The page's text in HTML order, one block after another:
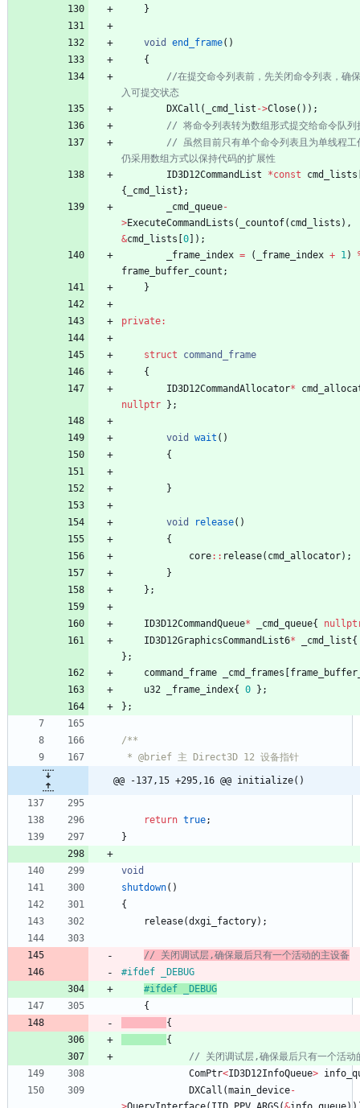
}
void end_frame( )
{
//在提交命令列表前，先关闭命令列表，确
DXCall ( _cmd_list ->Close( ) ) ;
// 虽然目前只有单个命令列表且为单线程工
ID3D12CommandList
*const cmd_lists
{
_cmd_list } ;
_cmd_queue-
>ExecuteCommandLists ( _countof( cmd_lists ) ,
&cmd_lists 0 ) ;
_frame_index = ( _frame_index + 1)
frame_buffer_count ;
}
private:
struct
command_frame
{
ID3D12CommandAllocator*
nullptr
} ;
void wait ( )
{
}
void release( )
{
core: : release( cmd_allocator) ;
}
} ;
ID3D12CommandQueue* _cmd_queue{
ID3D12GraphicsCommandList6* _cmd_list{
} ;
command_frame
_cmd_frames
u32
_frame_index{ 0 } ;
} ;
@@ -137,15 +295,16 @@ initialize()
return true;
}
void
shutdown( )
{
release(dxgi_factory) ;
// 关闭调试层,确保最后只有一个活动的主设备
#ifdef _DEBUG
#ifdef _DEBUG
{
{
{
ComPtr<ID3D12InfoQueue>
DXCall (main_device-